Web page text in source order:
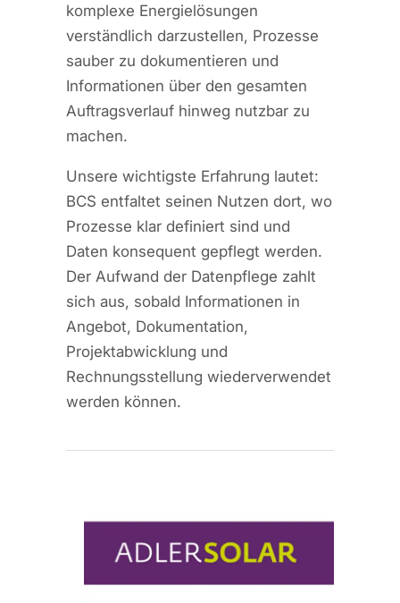
komplexe Energielösungen
verständlich darzustellen, Prozesse
sauber zu dokumentieren und
Informationen über den gesamten
Auftragsverlauf hinweg nutzbar zu
machen.
Unsere wichtigste Erfahrung lautet:
BCS entfaltet seinen Nutzen dort, wo
Prozesse klar definiert sind und
Daten konsequent gepflegt werden.
Der Aufwand der Datenpflege zahlt
sich aus, sobald Informationen in
Angebot, Dokumentation,
Projektabwicklung und
Rechnungsstellung wiederverwendet
werden können.